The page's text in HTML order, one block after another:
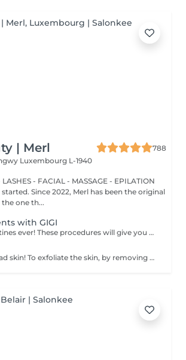
| Merl
788
Luxembourg L-1940
- FACIAL - MASSAGE - EPILATION
Since 2022, Merl has been the original
one th...
with GIGI
The best skin routines ever! These procedures will give you an immediate visible result such as shiny, smooth, soft and hydrate skin. Carboxy CO2 - involves applying a small amount of carbon dioxide gas underneath the skin. It can be used to treat stretch marks, dark circles under the eyes. Bioplazma - improves the general condition of the skin, removes inflammation and peeling, reduces the depth and number of folds, and narrow pores. New age - regenerates and rejuvenates, reduces dryness, to improve the texture, and will give elasticity and firmness of the skin around the eyes. Skin detox - removing as many of the impurities, toxins, pollutants, and dead skin cells clogging your pores as possible to cleanse, treat, brighten, hydrate, and soothe your skin. Flesh beauty - includes moisturising mask, cream and face massage. Gives shiny and smooth skin as the result. Hydratation aqua power - is the first rescue for hypersensitive and dehydrated skin. Aimed at strengthening the hydrolipidic barrier of the skin. Includes face massage and alginate mask at the end to consolidate the result. Gives an immediate visible result such as smooth and shiny and tightened skin. Recovery Procedure for anti-stress therapy to soothe, strengthen, and accelerate skin recovery. The procedure prevents redness and sensitivity, significantly reduces the skin's inflammatory response, and lowers the risk of scarring. It also enhances the effectiveness of fractional and aggressive treatments over a long period. Age restrictions: recommended to do from 20 years. Post procedure recommendations: there are no post recommendations after these procedures. Frequency: once in 1 week, 4-8 times.
Peel away the dead skin! To exfoliate the skin, by removing dead skin cells and minimising the appearance of open pores. *We have a big amount of peeling to choose from. If you are not sure which one you are looking for - you can book any of them and decide with the beautician in the beauty space which one suits your skin. How is peeling done: - skin is cleaned with special cleanser - peeling solution is applied and leaved on skin for 15 minutes - peeling solution is removed - face cream is applied Age restrictions: recommended to do from 18 years. Post procedure recommendations: do not visit sauna, do not sunbathe for 24 hours after the procedure. Frequency: once in 7-21 days depending on peeling solution, 5 times.